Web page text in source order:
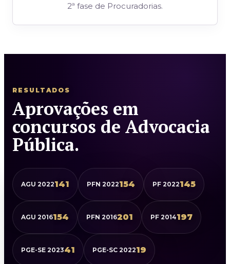
2ª fase de Procuradorias.
RESULTADOS
Aprovações em
concursos de Advocacia
Pública.
AGU 2022141 PFN 2022154 PF 2022145
AGU 2016154 PFN 2016201 PF 2014197
PGE-SE 202341 PGE-SC 202219